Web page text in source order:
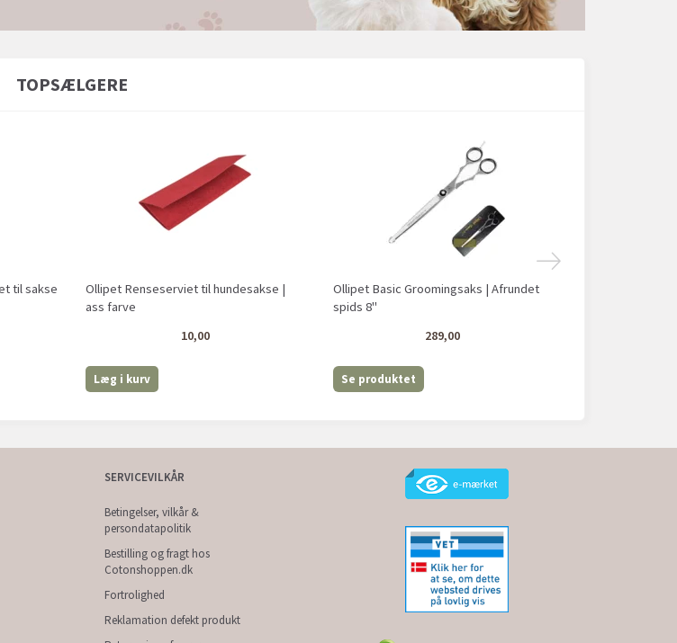
TOPSÆLGERE
til sakse
Ollipet Renseserviet til hundesakse |
ass farve
10,00
Læg i kurv
Ollipet Basic Groomingsaks | Afrundet
spids 8"
289,00
Se produktet
SERVICEVILKÅR
Betingelser, vilkår &
persondatapolitik
Bestilling og fragt hos
Cotonshoppen.dk
Fortrolighed
Reklamation defekt produkt